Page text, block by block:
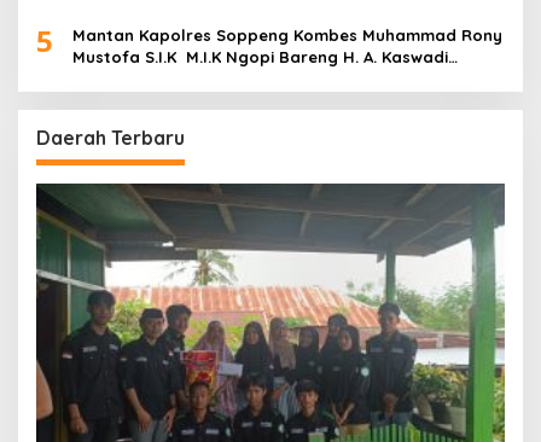
5
Mantan Kapolres Soppeng Kombes Muhammad Rony
Mustofa S.I.K M.I.K Ngopi Bareng H. A. Kaswadi
Daerah Terbaru